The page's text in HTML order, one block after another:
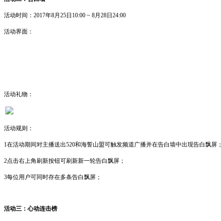
活动时间： 2017年8月25日10:00 ~ 8月28日24:00
活动界面：
活动礼物：
活动规则：
1在活动期间对主播送出520和海誓山盟可触发频道广播并在告白墙中出现告白飘屏
2点击右上角刷新按钮可刷新新一轮告白飘屏；
3每位用户可同时存在多条告白飘屏；
活动三：心动连击榜